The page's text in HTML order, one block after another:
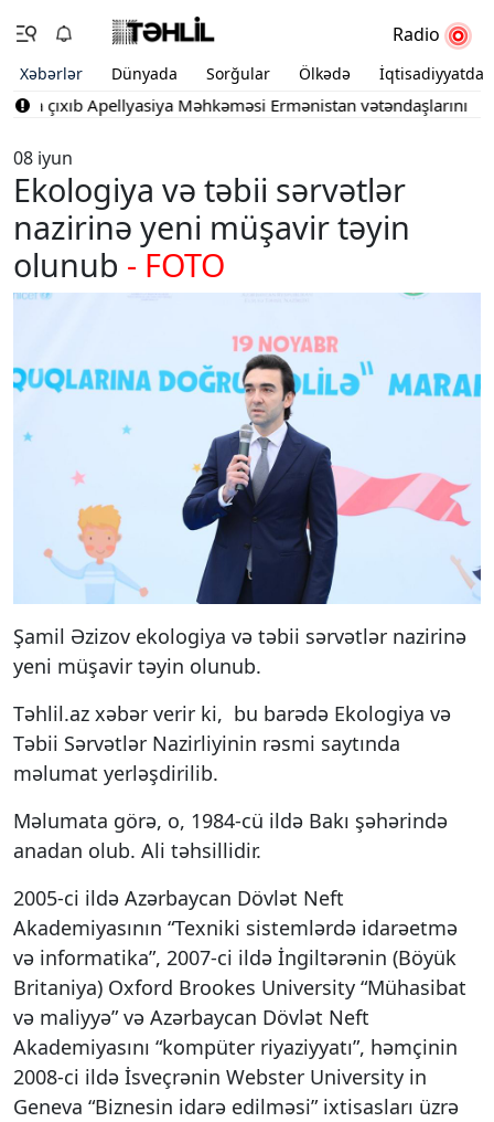
Radio
Xəbərlər Dünyada Sorğular Ölkədə İqtisadiyyatda
çıxıb Apellyasiya Məhkəməsi Ermənistan vətəndaşlarının
08 iyun
Ekologiya və təbii sərvətlər
nazirinə yeni müşavir təyin
olunub - FOTO
Şamil Əzizov ekologiya və təbii sərvətlər nazirinə
yeni müşavir təyin olunub.
Təhlil.az xəbər verir ki, bu barədə Ekologiya və
Təbii Sərvətlər Nazirliyinin rəsmi saytında
məlumat yerləşdirilib.
Məlumata görə, o, 1984-cü ildə Bakı şəhərində
anadan olub. Ali təhsillidir.
2005-ci ildə Azərbaycan Dövlət Neft
Akademiyasının “Texniki sistemlərdə idarəetmə
və informatika”, 2007-ci ildə İngiltərənin (Böyük
Britaniya) Oxford Brookes University “Mühasibat
və maliyyə” və Azərbaycan Dövlət Neft
Akademiyasını “kompüter riyaziyyatı”, həmçinin
2008-ci ildə İsveçrənin Webster University in
Geneva “Biznesin idarə edilməsi” ixtisasları üzrə